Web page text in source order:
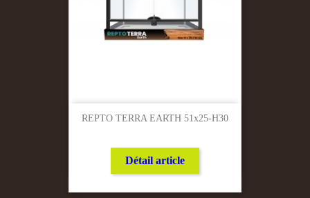
REPTO TERRA EARTH 51x25-H30
Détail article